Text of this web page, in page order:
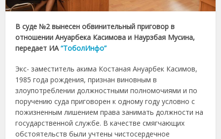
В суде №2 вынесен обвинительный приговор в
отношении Ануарбека Касимова и Наурзбая Мусина,
передает ИА“ТоболИнфо”
Экс- заместитель акима Костаная Ануарбек Касимов,
1985 года рождения, признан виновным в
злоупотреблении должностными полномочиями и по
поручению суда приговорен к одному году условно с
пожизненным лишением права занимать должности на
государственной службе. В качестве смягчающих
обстоятельств были учтены чистосердечное